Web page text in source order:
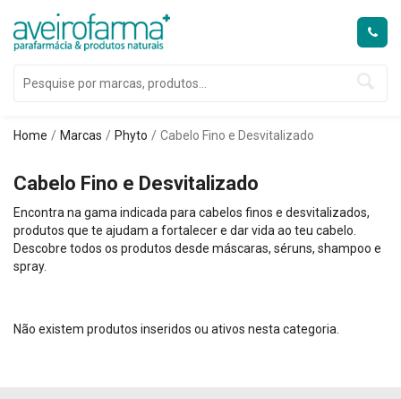
Home Marcas Phyto Cabelo Fino e Desvitalizado
Cabelo Fino e Desvitalizado
Encontra na gama indicada para cabelos finos e desvitalizados,
produtos que te ajudam a fortalecer e dar vida ao teu cabelo.
Descobre todos os produtos desde máscaras, séruns, shampoo e
spray.
Não existem produtos inseridos ou ativos nesta categoria.